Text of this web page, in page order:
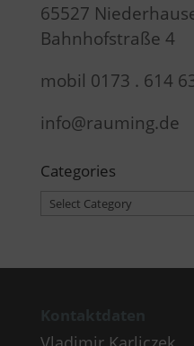
65527
Bahnhofstraße 4
mobil 0173 . 614
info@rauming.de
Categories
Categories